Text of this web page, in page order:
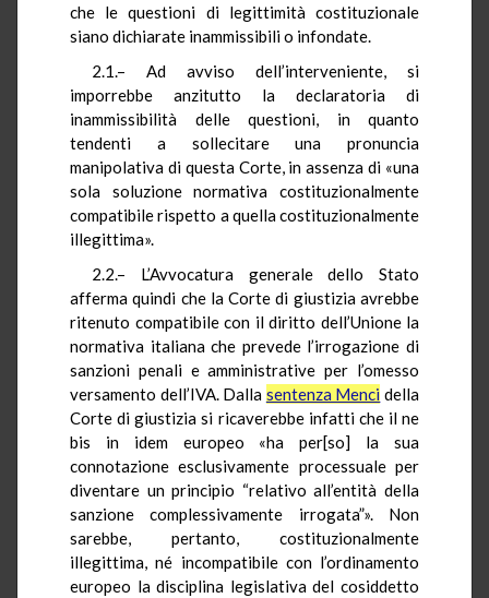
che le questioni di legittimità costituzionale
siano dichiarate inammissibili o infondate.
2.1.– Ad avviso dell’interveniente, si
imporrebbe anzitutto la declaratoria di
inammissibilità delle questioni, in quanto
tendenti a sollecitare una pronuncia
manipolativa di questa Corte, in assenza di «una
sola soluzione normativa costituzionalmente
compatibile rispetto a quella costituzionalmente
illegittima».
2.2.– L’Avvocatura generale dello Stato
afferma quindi che la Corte di giustizia avrebbe
ritenuto compatibile con il diritto dell’Unione la
normativa italiana che prevede l’irrogazione di
sanzioni penali e amministrative per l’omesso
versamento dell’IVA. Dalla sentenza Menci della
Corte di giustizia si ricaverebbe infatti che il ne
bis in idem europeo «ha per[so] la sua
connotazione esclusivamente processuale per
diventare un principio “relativo all’entità della
sanzione complessivamente irrogata”». Non
sarebbe, pertanto, costituzionalmente
illegittima, né incompatibile con l’ordinamento
europeo la disciplina legislativa del cosiddetto